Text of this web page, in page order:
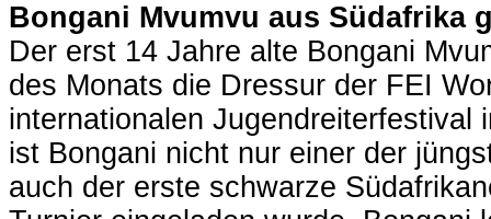
Bongani Mvumvu aus Südafrika
Der erst 14 Jahre alte Bongani
des Monats die Dressur der FEI
internationalen Jugendreiterfestival
ist Bongani nicht nur einer der
auch der erste schwarze